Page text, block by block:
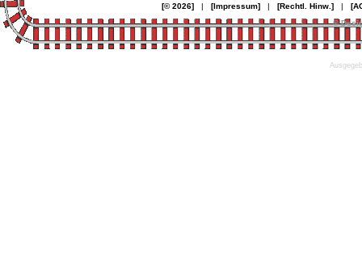
[© 2026]| [Impressum]| [Rechtl. Hinw.]|
©